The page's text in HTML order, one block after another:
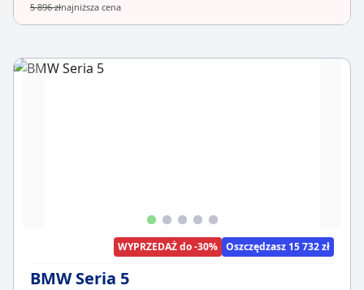
5 896 złnajniższa cena
WYPRZEDAŻ do -30% Oszczędzasz 15 732 zł
BMW Seria 5